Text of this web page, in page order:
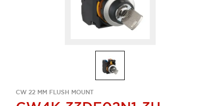
CW 22 MM FLUSH MOUNT